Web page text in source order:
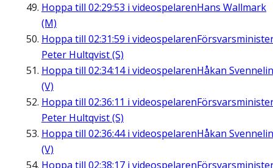
Hoppa till 02:29:53 i videospelarenHans Wallmark
(M)
Hoppa till 02:31:59 i videospelaren
Peter Hultqvist (S)
Hoppa till 02:34:14i videospelarenHåkan
(V)
Hoppa till 02:36:11 i videospelaren
Peter Hultqvist (S)
Hoppa till 02:36:44i videospelarenHåkan
(V)
Hoppa till 02:38:17 i videospelaren